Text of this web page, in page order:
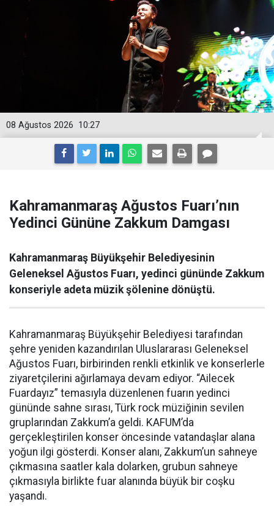
10:27
08 Ağustos 2026
Kahramanmaraş Ağustos Fuarı’nın
Yedinci Gününe Zakkum Damgası
Kahramanmaraş Büyükşehir Belediyesinin
Geleneksel Ağustos Fuarı, yedinci gününde Zakkum
konseriyle adeta müzik şölenine dönüştü.
Kahramanmaraş Büyükşehir Belediyesi tarafından
şehre yeniden kazandırılan Uluslararası Geleneksel
Ağustos Fuarı, birbirinden renkli etkinlik ve konserlerle
ziyaretçilerini ağırlamaya devam ediyor. “Ailecek
Fuardayız” temasıyla düzenlenen fuarın yedinci
gününde sahne sırası, Türk rock müziğinin sevilen
gruplarından Zakkum’a geldi. KAFUM’da
gerçekleştirilen konser öncesinde vatandaşlar alana
yoğun ilgi gösterdi. Konser alanı, Zakkum’un sahneye
çıkmasına saatler kala dolarken, grubun sahneye
çıkmasıyla birlikte fuar alanında büyük bir coşku
yaşandı.